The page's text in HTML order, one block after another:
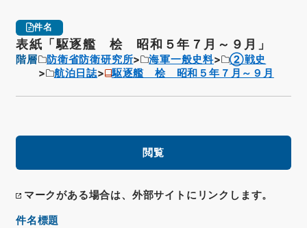
件名
表紙「駆逐艦 桧 昭和５年７月～９月」
階層 防衛省防衛研究所 海軍一般史料
②戦史
航泊日誌
駆逐艦 桧 昭和５年７月～９月
閲覧
マークがある場合は、外部サイトにリンクします。
件名標題